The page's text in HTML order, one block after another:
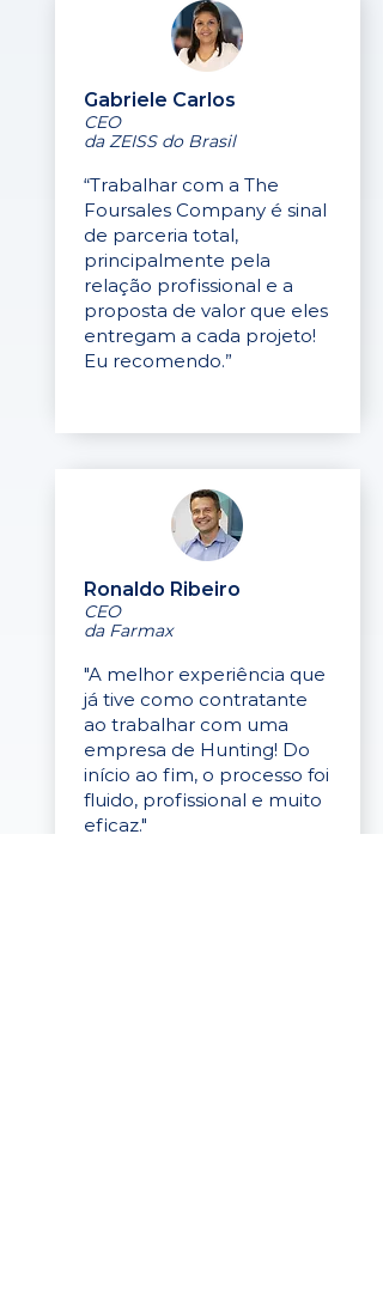
Gabriele Carlos
CEO
da ZEISS do Brasil
“Trabalhar com a The
Foursales Company é sinal
de parceria total,
principalmente pela
relação profissional e a
proposta de valor que eles
entregam a cada projeto!
Eu recomendo.”
Ronaldo Ribeiro
CEO
da Farmax
"A melhor experiência que
já tive como contratante
ao trabalhar com uma
empresa de Hunting! Do
início ao fim, o processo foi
fluido, profissional e muito
eficaz."